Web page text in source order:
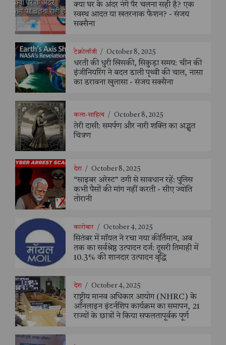
क्या घर के अंदर नंगे पैर चलना सही है? एक
स्वस्थ आदत या खतरनाक फैशन? - संजय
सक्सैना
टेक्नोलॉजी / October 8, 2025
धरती की धुरी खिसकी, सिकुड़ा समय: चीन की
इंजीनियरिंग ने बदल डाली पृथ्वी की चाल, नासा
का डरावना खुलासा - संजय सक्सैना
कला-साहित्य / October 8, 2025
तेरी दासी: समर्पण और नारी शक्ति का अद्भुत
चित्रण
देश / October 8, 2025
“साइबर अरेस्ट” ठगी से सावधान रहें: पुलिस
कभी पैसों की मांग नहीं करती - सीए ज्योति
तोरानी
कारोबार / October 4, 2025
सितंबर में मॉयल ने रचा नया कीर्तिमान, अब
तक का सर्वश्रेष्ठ उत्पादन दर्ज: दूसरी तिमाही में
10.3% की शानदार उत्पादन वृद्धि
देश / October 4, 2025
राष्ट्रीय मानव अधिकार आयोग (NHRC) के
ऑनलाइन इंटर्नशिप कार्यक्रम का समापन, 21
राज्यों के छात्रों ने किया सफलतापूर्वक पूर्ण